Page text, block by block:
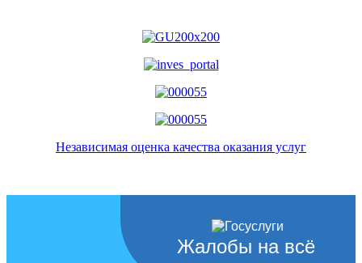
Независимая оценка качества оказания услуг
Жалобы на всё